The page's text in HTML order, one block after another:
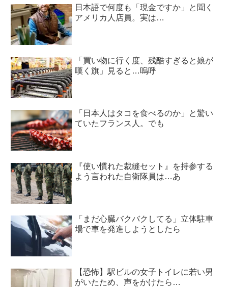
日本語で何度も「現金ですか」と聞く
アメリカ人店員。実は…
「買い物に行く度、残酷すぎると娘が
嘆く旗」見ると…嗚呼
「日本人はタコを食べるのか」と驚い
ていたフランス人。でも
『使い慣れた裁縫セット』を持参する
よう言われた自衛隊員は…あ
「まだ心臓バクバクしてる」立体駐車
場で車を発進しようとしたら
【恐怖】駅ビルの女子トイレに若い男
がいたため、声をかけたら…